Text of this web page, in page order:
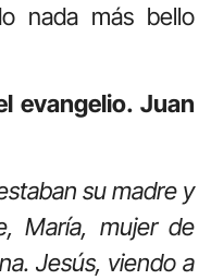
nada más bello
evangelio. Juan
su madre y
María, mujer de
Jesús, viendo a